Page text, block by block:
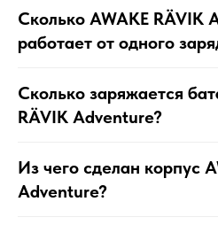
Сколько AWAKE RÄVIK
работает от одного
Сколько заряжается
RÄVIK Adventure?
Из чего сделан корпус
Adventure?